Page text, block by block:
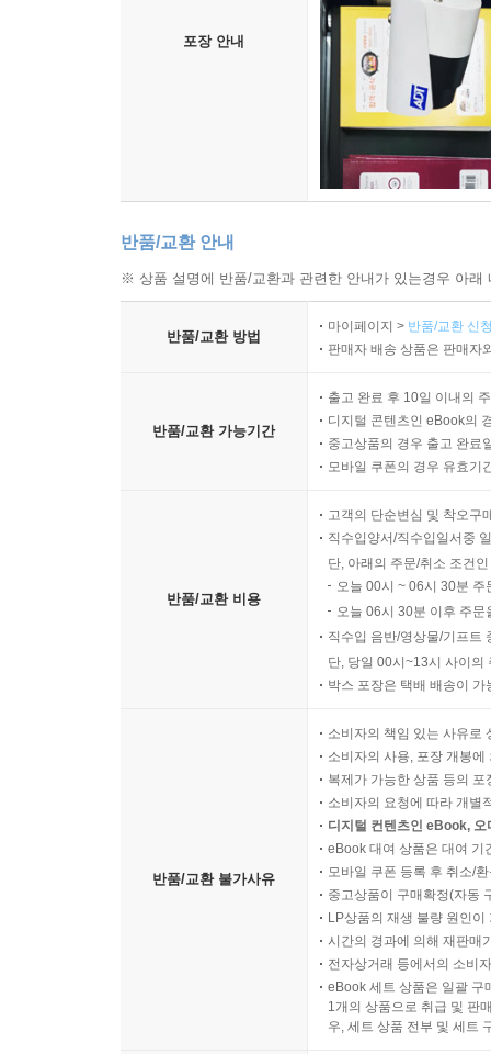
포장 안내
반품/교환 안내
※ 상품 설명에 반품/교환과 관련한 안내가 있는경우 아
반품/교환 방법
마이페이지 > 반품/교환 신
판매자 배송 상품은 판매자
반품/교환 가능기간
출고 완료 후 10일 이내의
디지털 콘텐츠인 eBook의
중고상품의 경우 출고 완료
모바일 쿠폰의 경우 유효기
반품/교환 비용
고객의 단순변심 및 착오구
직수입양서/직수입일서중
단, 아래의 주문/취소 조건
오늘 00시 ~ 06시 30분
오늘 06시 30분 이후 주
직수입 음반/영상물/기프트
단, 당일 00시~13시 사이의
박스 포장은 택배 배송이
반품/교환 불가사유
소비자의 책임 있는 사유로
소비자의 사용, 포장 개봉
복제가 가능한 상품 등의
소비자의 요청에 따라 개별
디지털 컨텐츠인 eBook,
eBook 대여 상품은 대여 기
모바일 쿠폰 등록 후 취소/
중고상품이 구매확정(자동
LP상품의 재생 불량 원인
시간의 경과에 의해 재판매
전자상거래 등에서의 소비
eBook 세트 상품은 일괄 구
1개의 상품으로 취급 및 판
우, 세트 상품 전부 및 세트